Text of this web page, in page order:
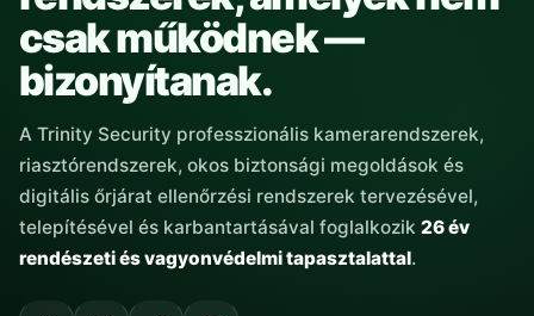
csak működnek —
bizonyítanak.
A Trinity Security professzionális kamerarendszerek,
riasztórendszerek, okos biztonsági megoldások és
digitális őrjárat ellenőrzési rendszerek tervezésével,
telepítésével és karbantartásával foglalkozik 26 év
rendészeti és vagyonvédelmi tapasztalattal.